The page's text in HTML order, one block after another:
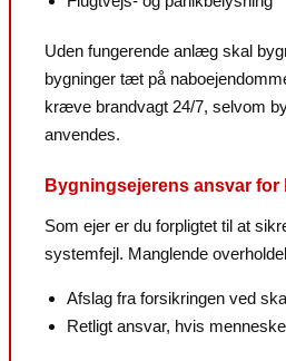
Uden fungerende anlæg skal
bygninger tæt på
kræve brandvagt 24/7, selvom
anvendes.
Bygningsejerens ansvar for
Som ejer er du forpligtet til at
systemfejl. Manglende
Afslag fra forsikringen ved
Retligt ansvar, hvis